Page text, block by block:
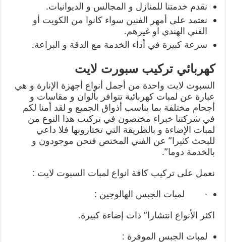
نقدم خدمتنا للمنازل و المجالس و الديوانيات.
نعتمد على أمهر الفنين سواء كانوا من الكويت أو
الفني الهندي او غيرهم.
سرعة كبيرة في أداء الخدمة مع الدقة و البراعة.
كهربائي تركيب سبورت لايت
السبوت لايت واحدة من أجمل أنواع أجهزة الإنارة و هي
عبارة عن لمبات كهربائية تتوافر بألوان و مقاسات و
أجحام مختلفة بما يناسب أذواق الجميع و لقد أمنا لكم
في شركتنا خبراء مختصون في تركيب هذا النوع من
لمبات الإضاءة و بالطريقة التي تختارونها فلا داعي
للبحث كثيرا” عن الفني المختص فنحن موجودون و
بالخدمة دوما”.
نعمل على تركيب كافة انواع لمبات السبوت لايت :
· لمبات الجبس الهالوجين :
اكثر الأنواع انتشارا” ذات إضاءة كبيرة.
لمبات الجبس الموفرة :